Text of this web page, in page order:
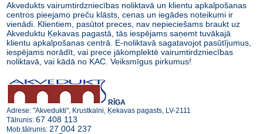
Akvedukts vairumtirdzniecības noliktavā un klientu apkalpošanas
centros pieejamo preču klāsts, cenas un iegādes noteikumi ir
vienādi. Klientiem, pasūtot preces, nav nepieciešams braukt uz
Akveduktu Ķekavas pagastā, tās iespējams saņemt tuvākajā
klientu apkalpošanas centrā. E-noliktavā sagatavojot pasūtījumus,
iespējams norādīt, vai prece jākomplektē vairumtirdzniecības
noliktavā, vai kādā no KAC. Veiksmīgus pirkumus!
RĪGA
Adrese: "Akvedukti", Krustkalni, Ķekavas pagasts, LV-2111
Tālrunis:67 408 113
Mob.tālrunis:27 004 237